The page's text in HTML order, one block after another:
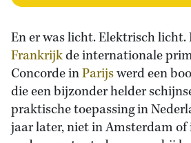
En er was licht. Elektrisch licht.
Frankrijkde internationale
Concorde inParijswerd een
die een bijzonder helder
praktische toepassing in
jaar later, niet in Amsterdam of